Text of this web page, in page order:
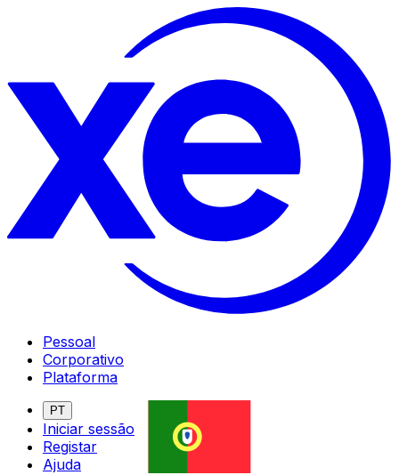
Pessoal
Corporativo
Plataforma
PT
Iniciar sessão
Registar
Ajuda